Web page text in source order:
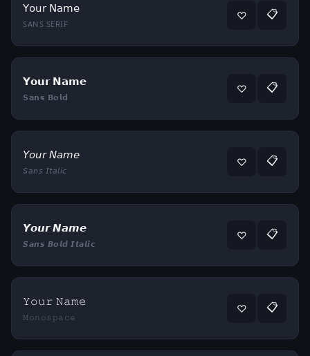
𝖸𝗈𝗎𝗋 𝖭𝖺𝗆𝖾
SANS SERIF
♡ 📋
𝗬𝗼𝘂𝗿 𝗡𝗮𝗺𝗲
𝗦𝗮𝗻𝘀 𝗕𝗼𝗹𝗱
♡ 📋
𝘠𝘰𝘶𝘳 𝘕𝘢𝘮𝘦
𝘚𝘢𝘯𝘴 𝘐𝘵𝘢𝘭𝘪𝘤
♡ 📋
𝙔𝙤𝙪𝙧 𝙉𝙖𝙢𝙚
𝙎𝙖𝙣𝙨 𝘽𝙤𝙡𝙙 𝙄𝙩𝙖𝙡𝙞𝙘
♡ 📋
𝚈𝚘𝚞𝚛 𝙽𝚊𝚖𝚎
𝙼𝚘𝚗𝚘𝚜𝚙𝚊𝚌𝚎
♡ 📋